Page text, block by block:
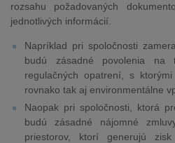
rozsahu požadovaných
jednotlivých informácií.
Napríklad pri spoločnosti
budú zásadné povolenia na
regulačných opatrení, s
rovnako tak aj environmentálne
Naopak pri spoločnosti, ktorá
budú zásadné nájomné
priestorov, ktorí generujú